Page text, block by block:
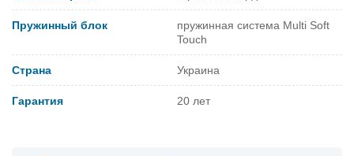
Пружинный блок
пружинная система Multi Soft
Touch
Страна Украина
Гарантия 20 лет